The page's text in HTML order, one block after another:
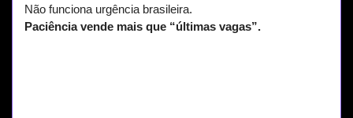
Não funciona urgência brasileira.
Paciência vende mais que “últimas vagas”.